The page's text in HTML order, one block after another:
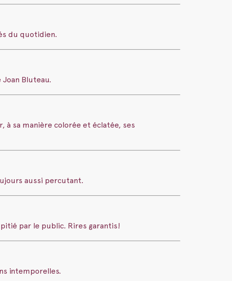
du quotidien.
Bluteau.
sa manière colorée et éclatée, ses
aussi percutant.
par le public. Rires garantis!
intemporelles.